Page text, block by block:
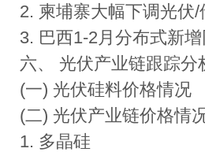
2. 柬埔寨大幅下调光伏
3. 巴西1-2月分布式新
六、 光伏产业链跟踪分
(一) 光伏硅料价格情况
(二) 光伏产业链价格情
1. 多晶硅